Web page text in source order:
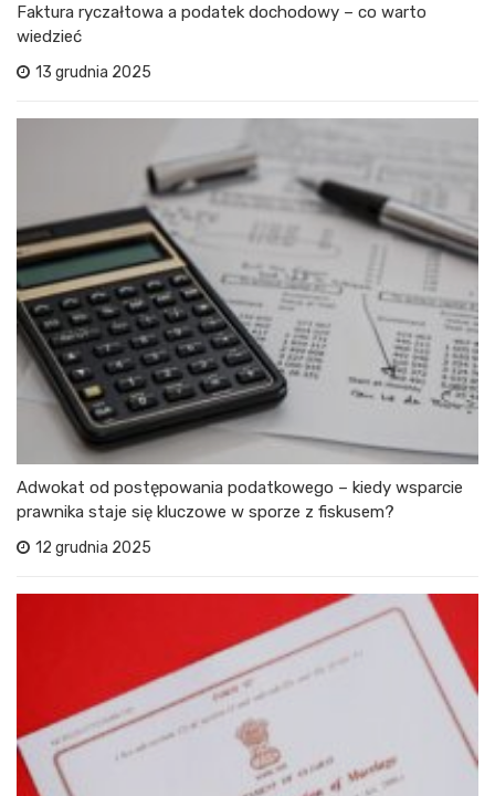
Faktura ryczałtowa a podatek dochodowy – co warto
wiedzieć
13 grudnia 2025
Adwokat od postępowania podatkowego – kiedy wsparcie
prawnika staje się kluczowe w sporze z fiskusem?
12 grudnia 2025